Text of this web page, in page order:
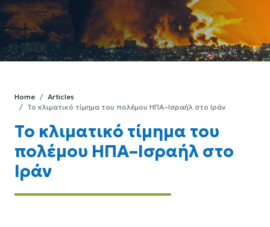
Home
Articles
Το κλιματικό τίμημα του πολέμου ΗΠΑ–Ισραήλ στο Ιράν
Το κλιματικό τίμημα του
πολέμου ΗΠΑ–Ισραήλ στο
Ιράν